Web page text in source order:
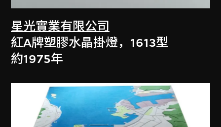
星光實業有限公司
紅A牌塑膠水晶掛燈，1613型
約1975年